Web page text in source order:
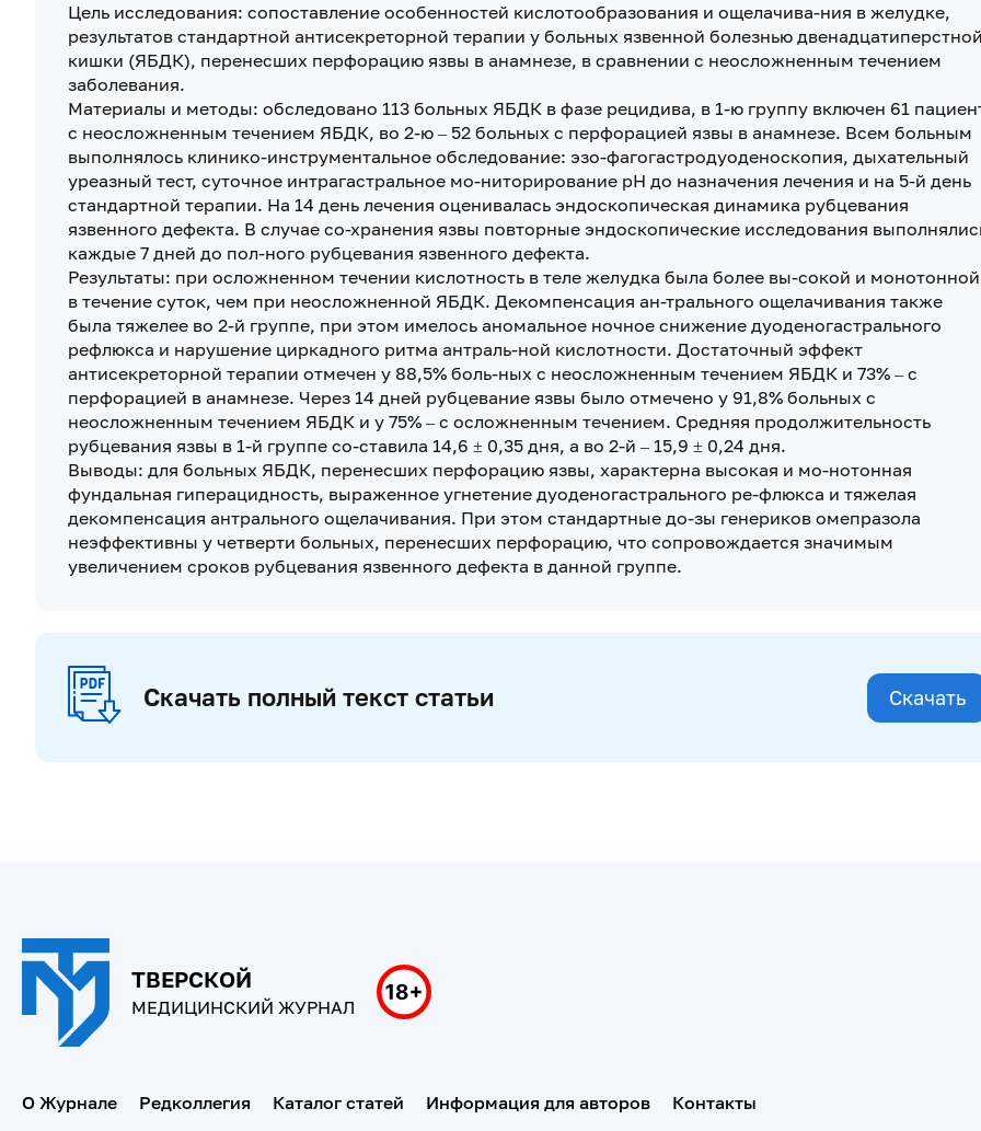
Цель исследования: сопоставление особенностей кислотообразования и ощелачива-ния в желудке,
результатов стандартной антисекреторной терапии у больных язвенной болезнью
кишки (ЯБДК), перенесших перфорацию язвы в анамнезе, в сравнении с неосложненным течением
заболевания.
Материалы и методы: обследовано 113 больных ЯБДК в фазе рецидива, в 1-ю группу включен 61
с неосложненным течением ЯБДК, во 2-ю – 52 больных с перфорацией язвы в анамнезе. Всем больным
выполнялось клинико-инструментальное обследование: эзо-фагогастродуоденоскопия, дыхательный
уреазный тест, суточное интрагастральное мо-ниторирование рН до назначения лечения и на 5-й день
стандартной терапии. На 14 день лечения оценивалась эндоскопическая динамика рубцевания
язвенного дефекта. В случае со-хранения язвы повторные эндоскопические исследования
каждые 7 дней до пол-ного рубцевания язвенного дефекта.
Результаты: при осложненном течении кислотность в теле желудка была более вы-сокой и монотонной
в течение суток, чем при неосложненной ЯБДК. Декомпенсация ан-трального ощелачивания также
была тяжелее во 2-й группе, при этом имелось аномальное ночное снижение дуоденогастрального
рефлюкса и нарушение циркадного ритма антраль-ной кислотности. Достаточный эффект
антисекреторной терапии отмечен у 88,5% боль-ных с неосложненным течением ЯБДК и 73% – с
перфорацией в анамнезе. Через 14 дней рубцевание язвы было отмечено у 91,8% больных с
неосложненным течением ЯБДК и у 75% – с осложненным течением. Средняя продолжительность
рубцевания язвы в 1-й группе со-ставила 14,6 ± 0,35 дня, а во 2-й – 15,9 ± 0,24 дня.
Выводы: для больных ЯБДК, перенесших перфорацию язвы, характерна высокая и мо-нотонная
фундальная гиперацидность, выраженное угнетение дуоденогастрального ре-флюкса и тяжелая
декомпенсация антрального ощелачивания. При этом стандартные до-зы генериков омепразола
неэффективны у четверти больных, перенесших перфорацию, что сопровождается значимым
увеличением сроков рубцевания язвенного дефекта в данной группе.
Скачать полный текст статьи Скачать
ТВЕРСКОЙ
МЕДИЦИНСКИЙ ЖУРНАЛ
О Журнале Редколлегия Каталог статей Информация для авторов Контакты